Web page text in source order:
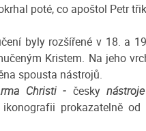
poté, co apoštol Petr
byly rozšířené v 18. a
Kristem. Na jeho
spousta nástrojů.
Christi - česky
prokazatelně